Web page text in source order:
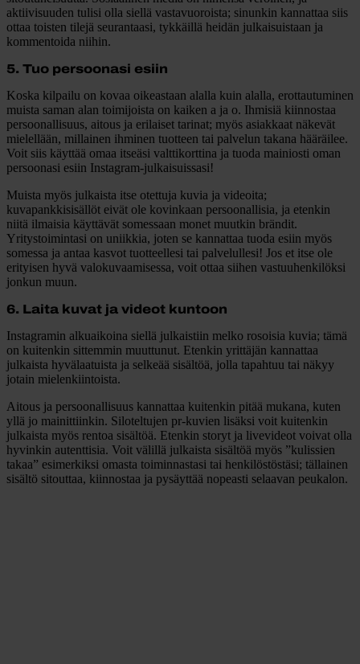
aktiivisuuden tulisi olla siellä vastavuoroista; sinunkin kannattaa siis
ottaa toisten tilejä seurantaasi, tykkäillä heidän julkaisuistaan ja
kommentoida niihin.
5. Tuo persoonasi esiin
Koska kilpailu on kovaa oikeastaan alalla kuin alalla, erottautuminen
muista saman alan toimijoista on kaiken a ja o. Ihmisiä kiinnostaa
persoonallisuus, aitous ja erilaiset tarinat; myös asiakkaat näkevät
mielellään, millainen ihminen tuotteen tai palvelun takana hääräilee.
Voit siis käyttää omaa itseäsi valttikorttina ja tuoda mainiosti oman
persoonasi esiin Instagram-julkaisuissasi!
Muista myös julkaista itse otettuja kuvia ja videoita;
kuvapankkisisällöt eivät ole kovinkaan persoonallisia, ja etenkin
niitä ilmaisia käyttävät somessaan monet muutkin brändit.
Yritystoimintasi on uniikkia, joten se kannattaa tuoda esiin myös
somessa ja antaa kasvot tuotteellesi tai palvelullesi! Jos et itse ole
erityisen hyvä valokuvaamisessa, voit ottaa siihen vastuuhenkilöksi
jonkun muun.
6. Laita kuvat ja videot kuntoon
Instagramin alkuaikoina siellä julkaistiin melko rosoisia kuvia; tämä
on kuitenkin sittemmin muuttunut. Etenkin yrittäjän kannattaa
julkaista hyvälaatuista ja selkeää sisältöä, jolla tapahtuu tai näkyy
jotain mielenkiintoista.
Aitous ja persoonallisuus kannattaa kuitenkin pitää mukana, kuten
yllä jo mainittiinkin. Siloteltujen pr-kuvien lisäksi voit kuitenkin
julkaista myös rentoa sisältöä. Etenkin storyt ja livevideot voivat olla
hyvinkin autenttisia. Voit välillä julkaista sisältöä myös ”kulissien
takaa” esimerkiksi omasta toiminnastasi tai henkilöstöstäsi; tällainen
sisältö sitouttaa, kiinnostaa ja pysäyttää nopeasti selaavan peukalon.